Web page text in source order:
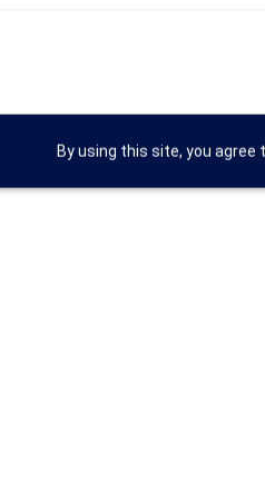
By using this site, you agree